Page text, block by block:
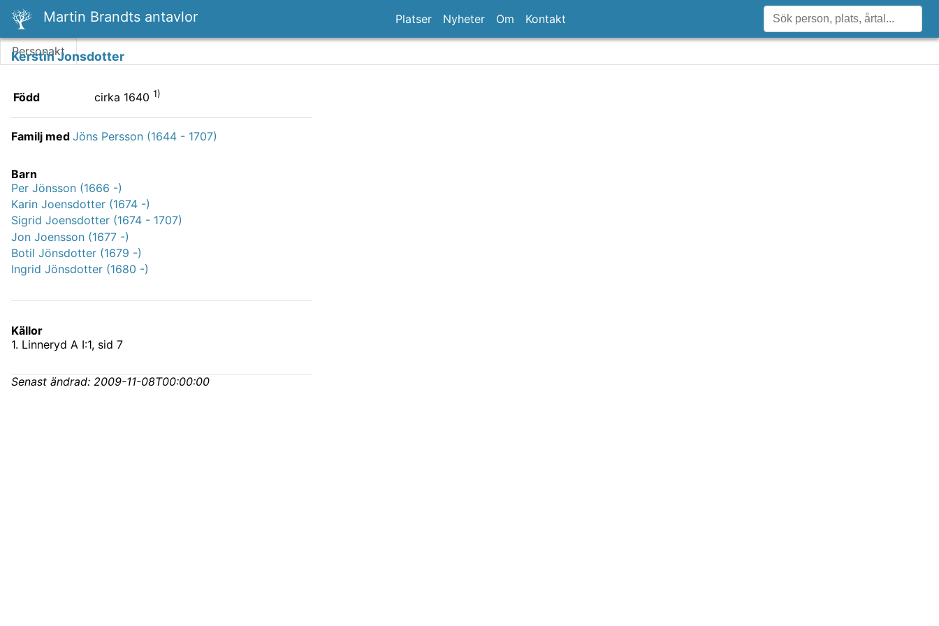
Martin Brandts antavlor Platser Nyheter Om Kontakt
Personakt
Kerstin Jonsdotter
Född cirka 1640 1)
Familj med Jöns Persson (1644 - 1707)
Barn
Per Jönsson (1666 -)
Karin Joensdotter (1674 -)
Sigrid Joensdotter (1674 - 1707)
Jon Joensson (1677 -)
Botil Jönsdotter (1679 -)
Ingrid Jönsdotter (1680 -)
Källor
1. Linneryd A I:1, sid 7
Senast ändrad: 2009-11-08T00:00:00